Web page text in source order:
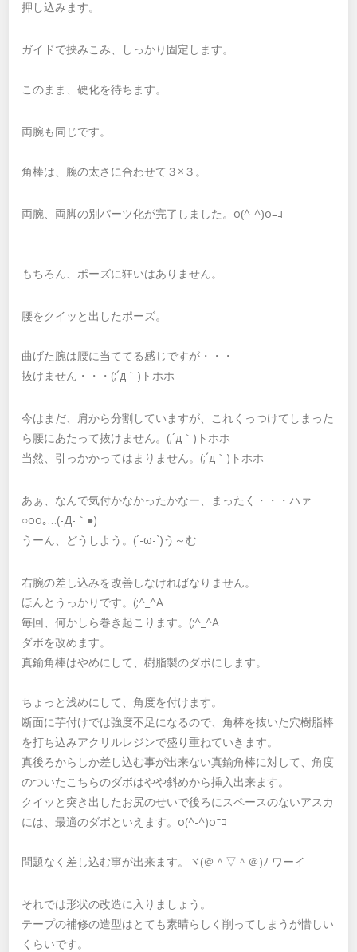
押し込みます。
ガイドで挟みこみ、しっかり固定します。
このまま、硬化を待ちます。
両腕も同じです。
角棒は、腕の太さに合わせて３×３。
両腕、両脚の別パーツ化が完了しました。o(^-^)oﾆｺ
もちろん、ポーズに狂いはありません。
腰をクイッと出したポーズ。
曲げた腕は腰に当ててる感じですが・・・
抜けません・・・(;´д｀)トホホ
今はまだ、肩から分割していますが、これくっつけてしまった
ら腰にあたって抜けません。(;´д｀)トホホ
当然、引っかかってはまりません。(;´д｀)トホホ
あぁ、なんで気付かなかったかなー、まったく・・・ハァ
○oо｡…(-Д-｀●)
うーん、どうしよう。(´-ω-`)う～む
右腕の差し込みを改善しなければなりません。
ほんとうっかりです。(;^_^A
毎回、何かしら巻き起こります。(;^_^A
ダボを改めます。
真鍮角棒はやめにして、樹脂製のダボにします。
ちょっと浅めにして、角度を付けます。
断面に芋付けでは強度不足になるので、角棒を抜いた穴樹脂棒
を打ち込みアクリルレジンで盛り重ねていきます。
真後ろからしか差し込む事が出来ない真鍮角棒に対して、角度
のついたこちらのダボはやや斜めから挿入出来ます。
クイッと突き出したお尻のせいで後ろにスペースのないアスカ
には、最適のダボといえます。o(^-^)oﾆｺ
問題なく差し込む事が出来ます。ヾ(＠＾▽＾＠)ﾉ ワーイ
それでは形状の改造に入りましょう。
テープの補修の造型はとても素晴らしく削ってしまうが惜しい
くらいです。